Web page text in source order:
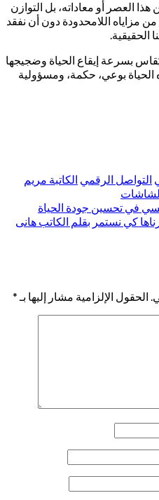
العصر أو معاداته، بل التوازن
مزاياه اللامحدودة دون أن نفقد
الحقيقية.
يُقاس بسرعة إيقاع الحياة وضجيجها
بوعي، حكمة، ومسؤولية
التواصل الرقمي الكاتبة مريم
في تحسين جودة الحياة
كي نستمر بقلم الكاتب هانى
الحقول الإلزامية مشار إليها بـ *